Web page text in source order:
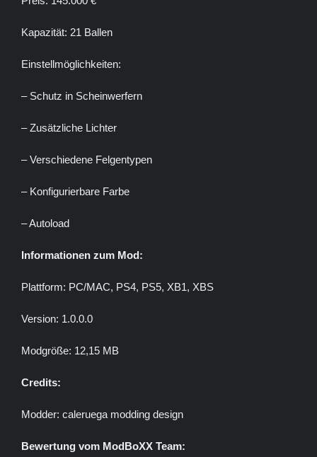
Kapazität: 21 Ballen
Einstellmöglichkeiten:
– Schutz in Scheinwerfern
– Zusätzliche Lichter
– Verschiedene Felgentypen
– Konfigurierbare Farbe
– Autoload
Informationen zum Mod:
Plattform: PC/MAC, PS4, PS5, XB1, XBS
Version: 1.0.0.0
Modgröße: 12,15 MB
Credits:
Modder: caleruega modding design
Bewertung vom ModBoXX Team: